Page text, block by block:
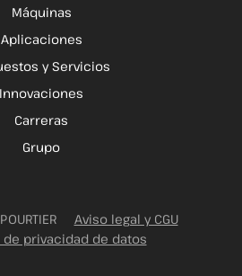
Máquinas
Aplicaciones
y Servicios
Innovaciones
Carreras
Grupo
Aviso legal y CGU
de privacidad de datos